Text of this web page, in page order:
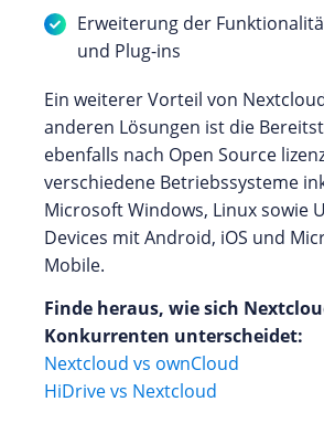
Erweiterung der
und Plug-ins
Ein weiterer Vorteil von
anderen Lösungen ist die
ebenfalls nach Open Source
verschiedene Betriebssysteme
Microsoft Windows, Linux sowie
Devices mit Android, iOS und
Mobile.
Finde heraus, wie sich
Konkurrenten unterscheidet:
Nextcloud vs ownCloud
HiDrive vs Nextcloud